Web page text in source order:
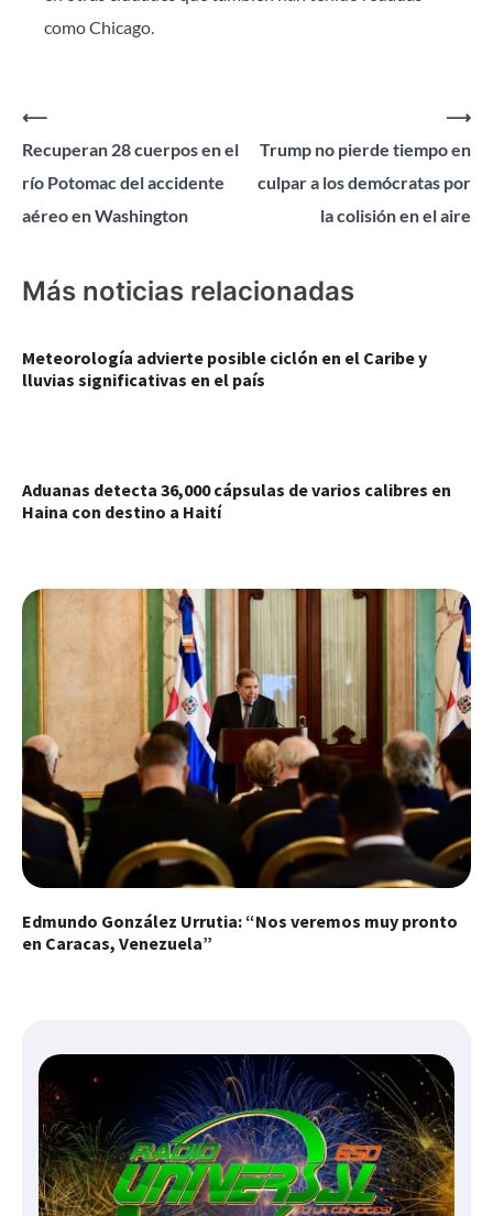
como Chicago.
Navegación
de
entradas
⟵
Recuperan 28 cuerpos en el
río Potomac del accidente
aéreo en Washington
Trump no pierde tiempo en
culpar a los demócratas por
la colisión en el aire
⟶
Más noticias relacionadas
Meteorología advierte posible ciclón en el Caribe y
lluvias significativas en el país
Aduanas detecta 36,000 cápsulas de varios calibres en
Haina con destino a Haití
Edmundo González Urrutia: “Nos veremos muy pronto
en Caracas, Venezuela”